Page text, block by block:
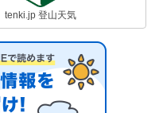
tenki.jp 登山天気